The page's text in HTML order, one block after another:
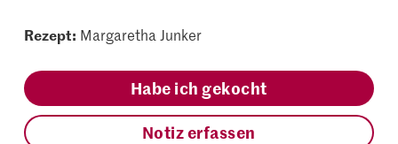
Rezept: Margaretha Junker
Habe ich gekocht
Notiz erfassen